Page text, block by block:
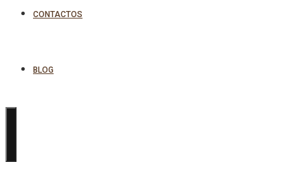
CONTACTOS
BLOG